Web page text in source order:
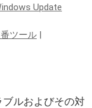
Update
ツール |
ブルおよびその対